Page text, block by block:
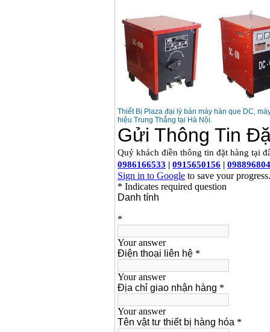
Thiết Bị Plaza đại lý bán máy hàn que DC,
hiệu Trung Thắng tại Hà Nội.